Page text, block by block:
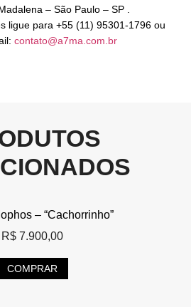
– São Paulo – SP .
ligue para +55 (11) 95301-1796 ou
contato@a7ma.com.br
– “Cachorrinho”
R$7.900,00
COMPRAR